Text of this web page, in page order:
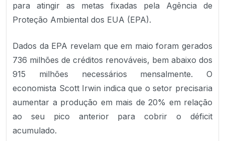
para atingir as metas fixadas pela Agência de
Proteção Ambiental dos EUA (EPA).
Dados da EPA revelam que em maio foram gerados
736 milhões de créditos renováveis, bem abaixo dos
915 milhões necessários mensalmente. O
economista Scott Irwin indica que o setor precisaria
aumentar a produção em mais de 20% em relação
ao seu pico anterior para cobrir o déficit
acumulado.